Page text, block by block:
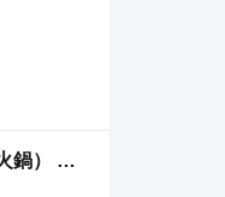
橘子火鍋（鴛鴦共鍋火鍋） 嘉義店